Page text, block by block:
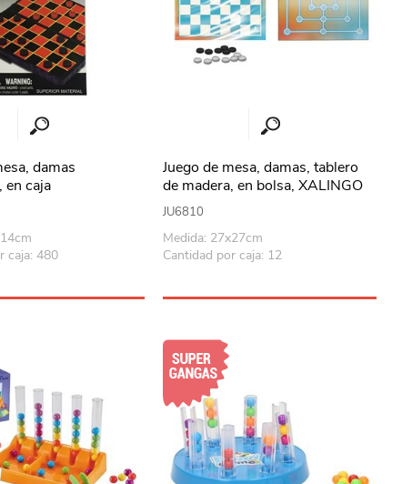
damas
en caja
caja: 480
Juego de mesa, damas, tablero
de madera, en bolsa, XALINGO
JU6810
Medida: 27x27cm
Cantidad por caja: 12